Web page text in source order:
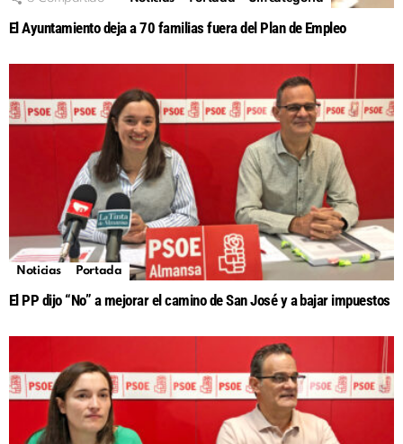
El Ayuntamiento deja a 70 familias fuera del Plan de Empleo
Noticias Portada
El PP dijo “No” a mejorar el camino de San José y a bajar impuestos